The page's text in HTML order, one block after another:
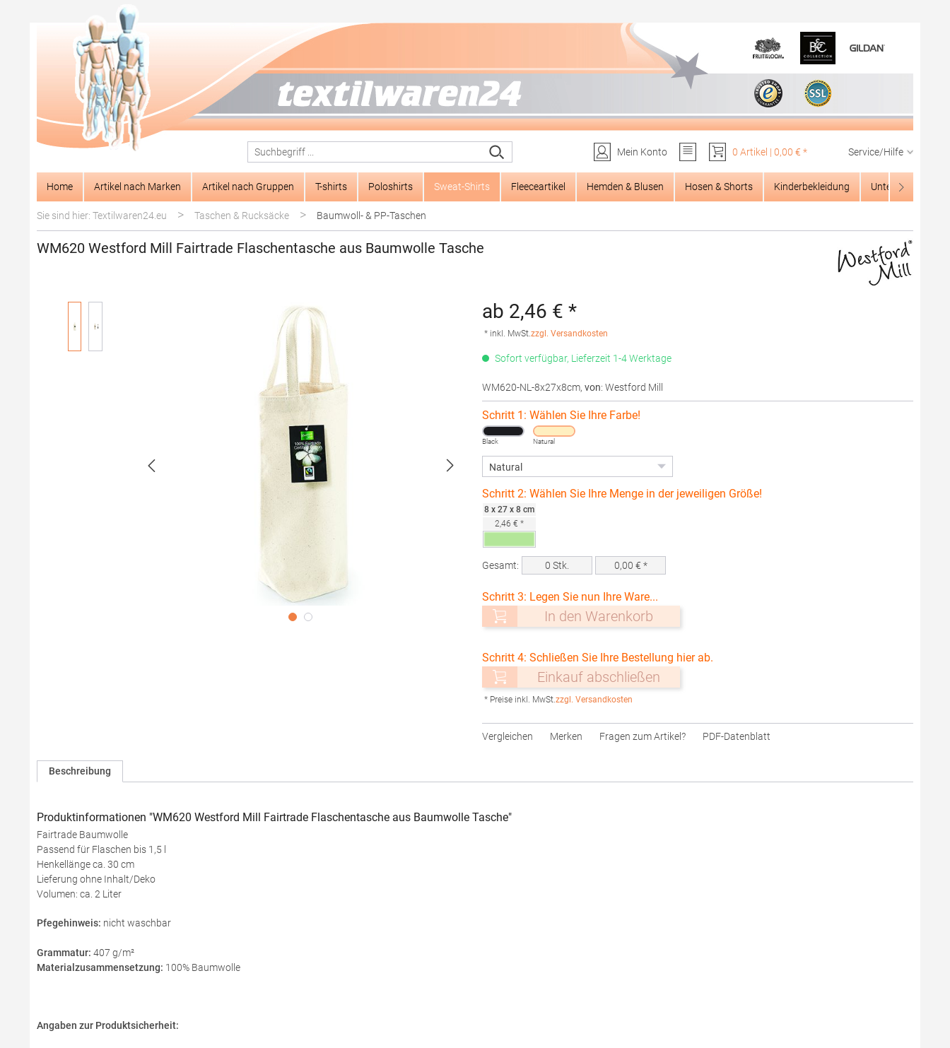
Zur Hauptnavigation springen
Mein Konto
0 Artikel | 0,00 € * Service/Hilfe
Home Artikel nach Marken Artikel nach Gruppen T-shirts Poloshirts Sweat-Shirts Fleeceartikel Hemden & Blusen Hosen & Shorts Kinderbekleidung Unterwäsche
Sie sind hier: Textilwaren24.eu > Taschen & Rucksäcke > Baumwoll- & PP-Taschen
WM620 Westford Mill Fairtrade Flaschentasche aus Baumwolle Tasche
ab 2,46 € *
* inkl. MwSt.zzgl. Versandkosten
Sofort verfügbar, Lieferzeit 1-4 Werktage
WM620-NL-8x27x8cm, von: Westford Mill
Schritt 1: Wählen Sie Ihre Farbe!
Black Natural
Schritt 2: Wählen Sie Ihre Menge in der jeweiligen Größe!
8 x 27 x 8 cm
2,46 € *
Gesamt: 0 Stk. 0,00 € *
Schritt 3: Legen Sie nun Ihre Ware...
In den Warenkorb
Schritt 4: Schließen Sie Ihre Bestellung hier ab.
Einkauf abschließen
* Preise inkl. MwSt.zzgl. Versandkosten
Vergleichen Merken Fragen zum Artikel? PDF-Datenblatt
Beschreibung
Produktinformationen "WM620 Westford Mill Fairtrade Flaschentasche aus Baumwolle Tasche"
Fairtrade Baumwolle
Passend für Flaschen bis 1,5 l
Henkellänge ca. 30 cm
Lieferung ohne Inhalt/Deko
Volumen: ca. 2 Liter
Pfegehinweis: nicht waschbar
Grammatur: 407 g/m²
Materialzusammensetzung: 100% Baumwolle
Angaben zur Produktsicherheit: